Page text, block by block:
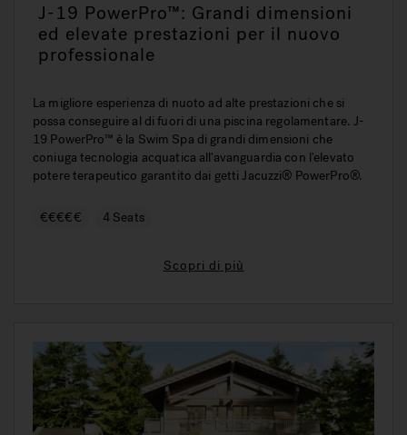
J-19 PowerPro™: Grandi dimensioni
ed elevate prestazioni per il nuovo
professionale
La migliore esperienza di nuoto ad alte prestazioni che si
possa conseguire al di fuori di una piscina regolamentare. J-
19 PowerPro™ è la Swim Spa di grandi dimensioni che
coniuga tecnologia acquatica all'avanguardia con l'elevato
potere terapeutico garantito dai getti Jacuzzi® PowerPro®.
€€€€€ 4 Seats
Scopri di più